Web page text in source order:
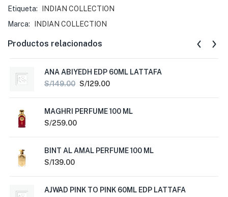
Etiqueta:
INDIAN COLLECTION
Marca:
INDIAN COLLECTION
Productos relacionados
ANA ABIYEDH EDP 60ML LATTAFA
S/149.00 S/129.00
MAGHRI PERFUME 100 ML
S/259.00
BINT AL AMAL PERFUME 100 ML
S/139.00
AJWAD PINK TO PINK 60ML EDP LATTAFA